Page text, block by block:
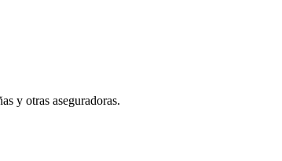
y otras aseguradoras.